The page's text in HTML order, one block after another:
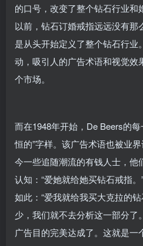
的口号，改变了整个钻石行业和
以前，钻石订婚戒指远远没有
是从头开始定义了整个钻石行业
动，吸引人的广告术语和视觉效
个市场。
而在1948年开始，De Beers的
恒的”字样。该广告术语也被业
今一些追随潮流的有钱人士，他
认知：“爱她就给她买钻石戒指
如此：“爱我就给我买大克拉的
少，我们就不去分析这一部分了
广告目的完美达成了。这就是